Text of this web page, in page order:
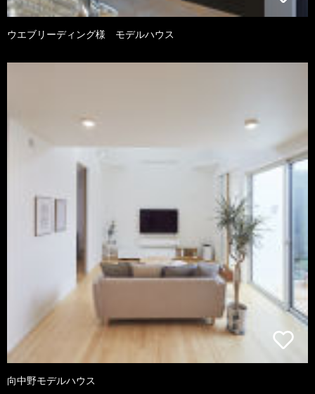
ウエブリーディング様 モデルハウス
向中野モデルハウス